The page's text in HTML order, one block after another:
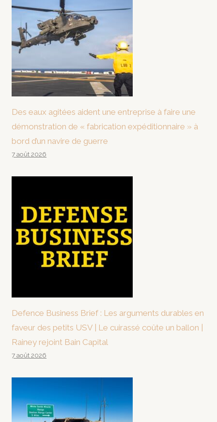
Des eaux agitées aident une entreprise à faire une
démonstration de « fabrication expéditionnaire » à
bord d’un navire de guerre
7 août 2026
Defence Business Brief : Les arguments durables en
faveur des petits USV | Le cuirassé coûte un ballon |
Rainey rejoint Bain Capital
7 août 2026